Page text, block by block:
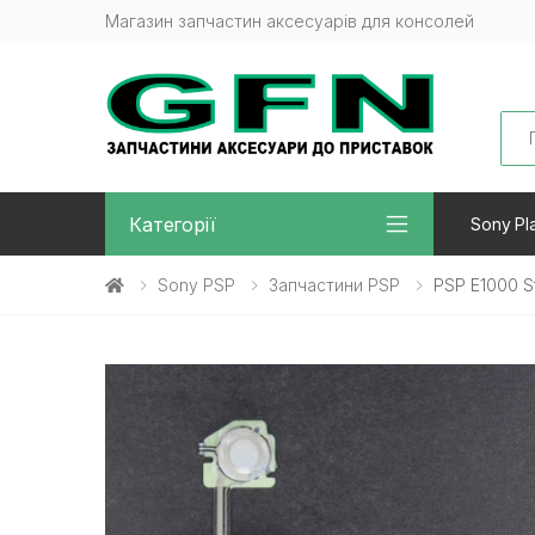
Магазин запчастин аксесуарів для консолей
Категорії Sony
Sony PSP Запчастини PSP PSP E1000